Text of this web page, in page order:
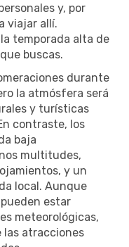
y, por
viajar allí.
temporada alta de
buscas.
durante
la atmósfera será
y turísticas
contraste, los
baja
multitudes,
y un
local. Aunque
estar
meteorológicas,
las atracciones